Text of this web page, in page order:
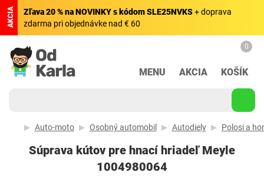
AKCIA Zľava 20 % na NOVINKY s kódom SLE25NVKS+ doprava
zdarma pri objednávke nad € 60
MENU AKCIA
0
KOŠÍK
Auto-moto Osobný automobil Autodiely Polosi a
Súprava kútov pre hnací hriadeľ Meyle
1004980064